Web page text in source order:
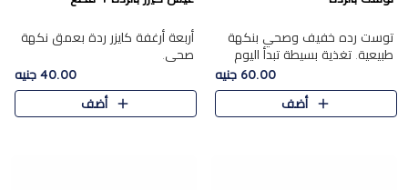
توست رده خفيف وصحي بنكهة
طبيعية. تغذية بسيطة تبدأ اليوم
60.00 جنيه
أضف
أربعة أرغفة كايزر ردة بعمق نكهة
صحي.
40.00 جنيه
أضف